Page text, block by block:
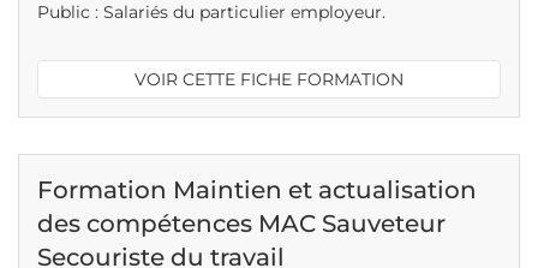
Public : Salariés du particulier employeur.
VOIR CETTE FICHE FORMATION
Formation Maintien et actualisation
des compétences MAC Sauveteur
Secouriste du travail